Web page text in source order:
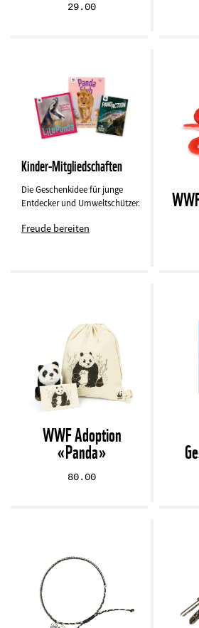
29.00
Kinder-Mitgliedschaften
Die Geschenkidee für junge
Entdecker und Umweltschützer.
Freude bereiten
WWF Adoption
«Panda»
80.00